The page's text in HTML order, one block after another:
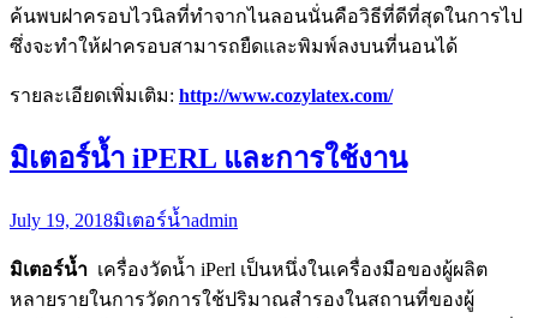
ค้นพบฝาครอบไวนิลที่ทำจากไนลอนนั่นคือวิธีที่ดีที่สุดในการไป
ซึ่งจะทำให้ฝาครอบสามารถยืดและพิมพ์ลงบนที่นอนได้
รายละเอียดเพิ่มเติม: http://www.cozylatex.com/
มิเตอร์น้ำ iPERL และการใช้งาน
July 19, 2018มิเตอร์น้ำadmin
มิเตอร์น้ำ เครื่องวัดน้ำ iPerl เป็นหนึ่งในเครื่องมือของผู้ผลิต
หลายรายในการวัดการใช้ปริมาณสำรองในสถานที่ของผู้